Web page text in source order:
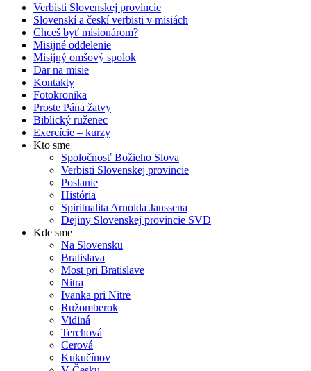
Verbisti Slovenskej provincie
Slovenskí a českí verbisti v misiách
Chceš byť misionárom?
Misijné oddelenie
Misijný omšový spolok
Dar na misie
Kontakty
Fotokronika
Proste Pána žatvy
Biblický ruženec
Exercície – kurzy
Kto sme
Spoločnosť Božieho Slova
Verbisti Slovenskej provincie
Poslanie
História
Spiritualita Arnolda Janssena
Dejiny Slovenskej provincie SVD
Kde sme
Na Slovensku
Bratislava
Most pri Bratislave
Nitra
Ivanka pri Nitre
Ružomberok
Vidiná
Terchová
Cerová
Kukučínov